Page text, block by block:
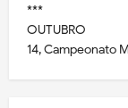
***
OUTUBRO
14, Campeonato